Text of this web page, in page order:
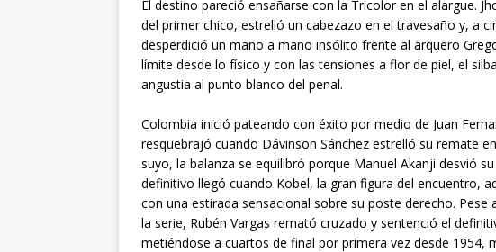
El destino pareció ensañarse con la Tricolor en el alargue.
del primer chico, estrelló un cabezazo en el travesaño y, a
desperdició un mano a mano insólito frente al arquero
límite desde lo físico y con las tensiones a flor de piel, el
angustia al punto blanco del penal.
Colombia inició pateando con éxito por medio de Juan
resquebrajó cuando Dávinson Sánchez estrelló su remate
suyo, la balanza se equilibró porque Manuel Akanji desvió
definitivo llegó cuando Kobel, la gran figura del encuentro,
con una estirada sensacional sobre su poste derecho.
la serie, Rubén Vargas remató cruzado y sentenció el
metiéndose a cuartos de final por primera vez desde 1954,